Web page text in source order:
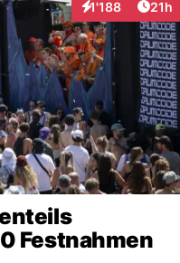
1'188
Interaktionen21h
Festnahmen